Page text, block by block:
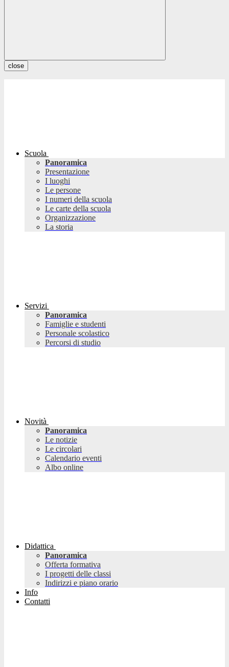
close
Scuola
Panoramica
Presentazione
I luoghi
Le persone
I numeri della scuola
Le carte della scuola
Organizzazione
La storia
Servizi
Panoramica
Famiglie e studenti
Personale scolastico
Percorsi di studio
Novità
Panoramica
Le notizie
Le circolari
Calendario eventi
Albo online
Didattica
Panoramica
Offerta formativa
I progetti delle classi
Indirizzi e piano orario
Info
Contatti